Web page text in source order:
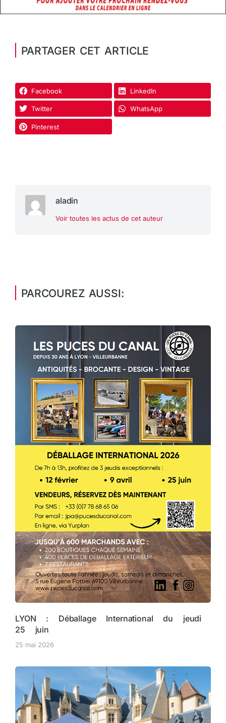
PARTAGER CET ARTICLE
Facebook LinkedIn
Twitter WhatsApp
Pinterest
aladin
Voir toutes les actus de cet auteur
PARCOUREZ AUSSI:
LYON : Déballage International du jeudi
25 juin
25 mai 2026